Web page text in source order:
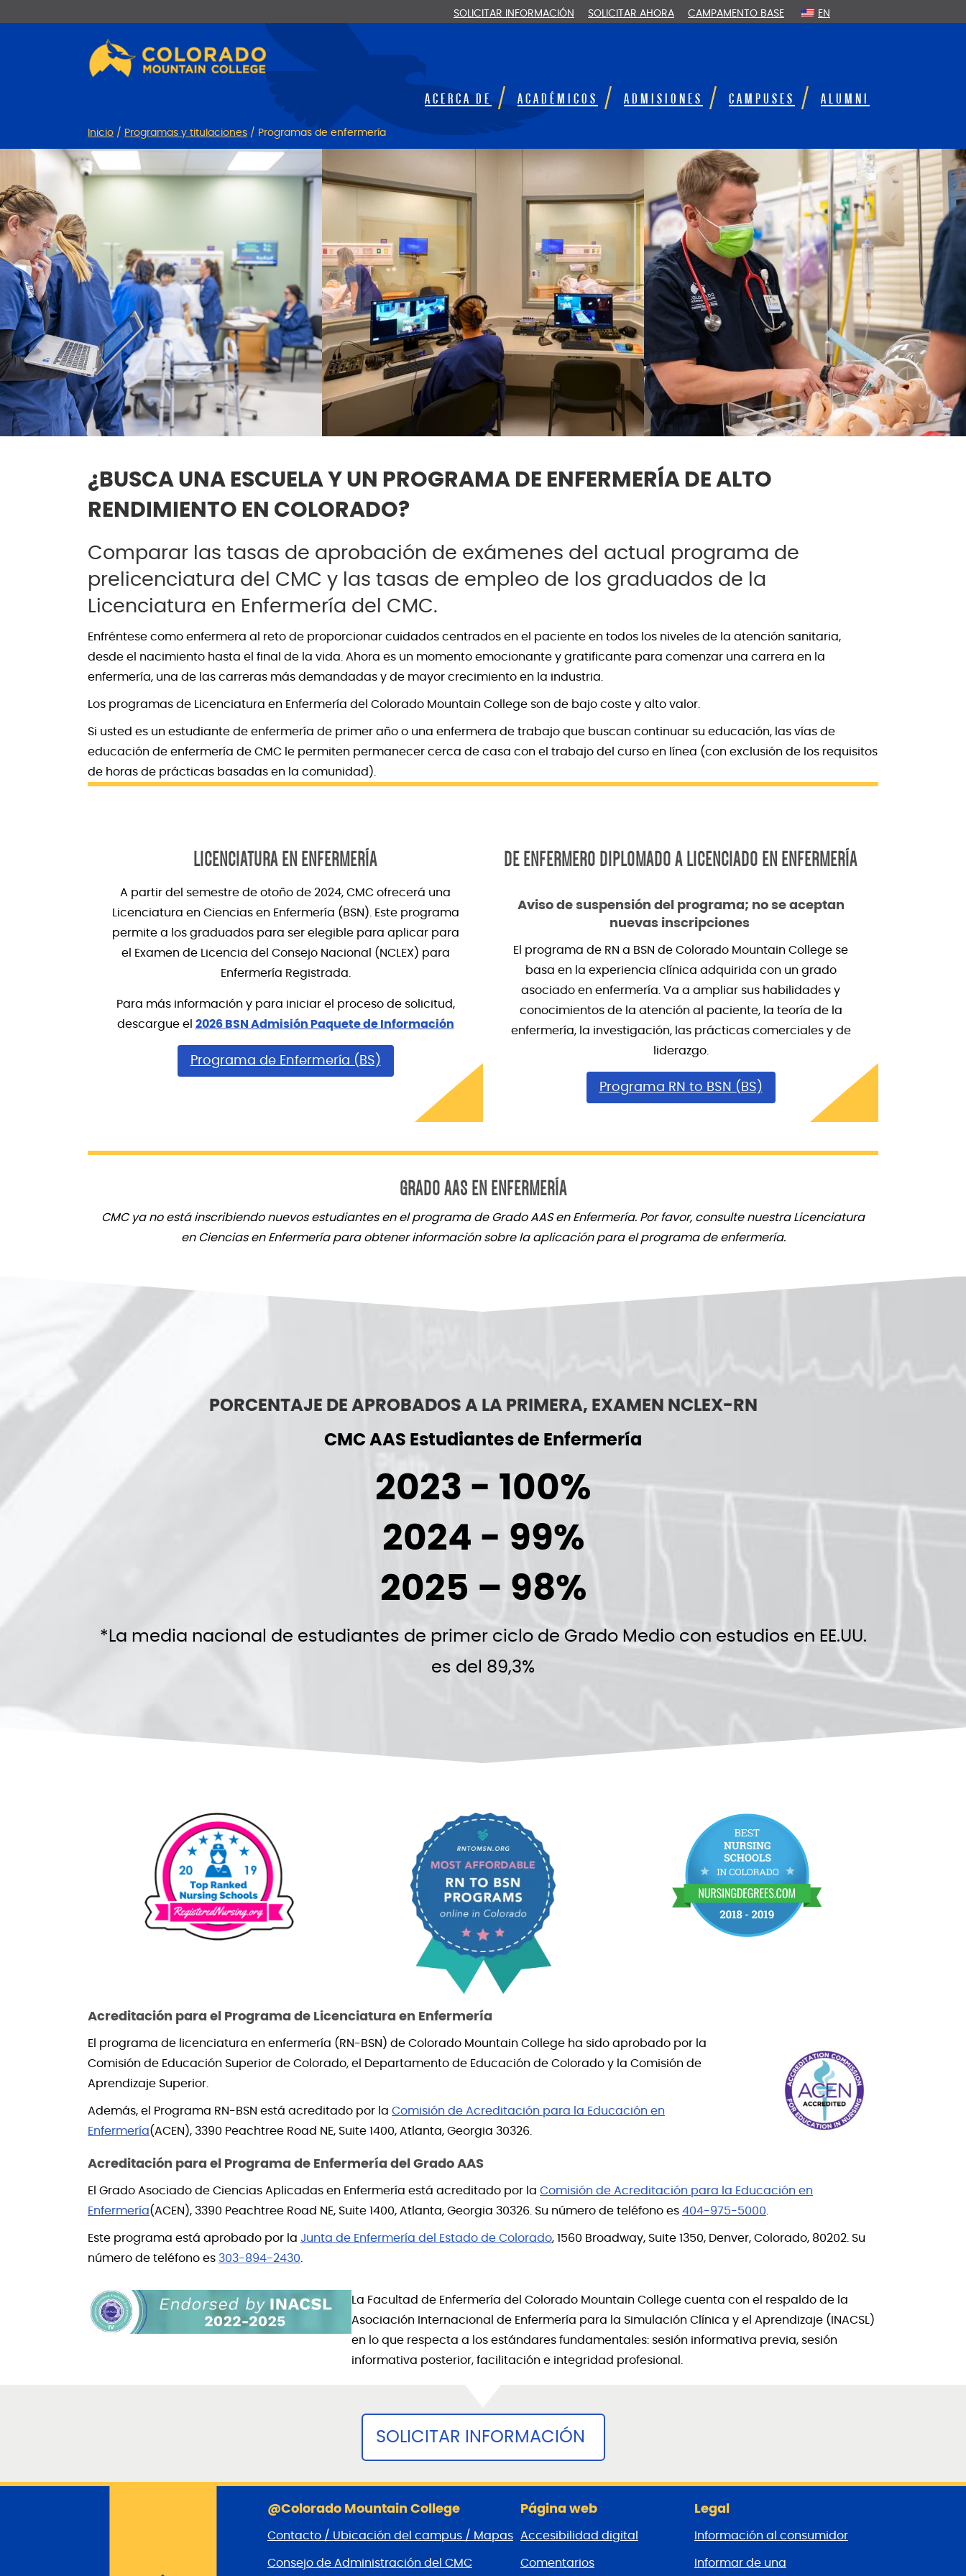
SOLICITAR INFORMACIÓN SOLICITAR AHORA CAMPAMENTO BASE EN
ACERCA DE ACADÉMICOS ADMISIONES CAMPUSES ALUMNI
Inicio / Programas y titulaciones / Programas de enfermería
¿BUSCA UNA ESCUELA Y UN PROGRAMA DE ENFERMERÍA DE ALTO
RENDIMIENTO EN COLORADO?
Comparar las tasas de aprobación de exámenes del actual programa de
prelicenciatura del CMC y las tasas de empleo de los graduados de la
Licenciatura en Enfermería del CMC.
Enfréntese como enfermera al reto de proporcionar cuidados centrados en el paciente en todos los niveles de la atención sanitaria,
desde el nacimiento hasta el final de la vida. Ahora es un momento emocionante y gratificante para comenzar una carrera en la
enfermería, una de las carreras más demandadas y de mayor crecimiento en la industria.
Los programas de Licenciatura en Enfermería del Colorado Mountain College son de bajo coste y alto valor.
Si usted es un estudiante de enfermería de primer año o una enfermera de trabajo que buscan continuar su educación, las vías de
educación de enfermería de CMC le permiten permanecer cerca de casa con el trabajo del curso en línea (con exclusión de los requisitos
de horas de prácticas basadas en la comunidad).
LICENCIATURA EN ENFERMERÍA
A partir del semestre de otoño de 2024, CMC ofrecerá una
Licenciatura en Ciencias en Enfermería (BSN). Este programa
permite a los graduados para ser elegible para aplicar para
el Examen de Licencia del Consejo Nacional (NCLEX) para
Enfermería Registrada.
Para más información y para iniciar el proceso de solicitud,
descargue el 2026 BSN Admisión Paquete de Información
Programa de Enfermería (BS)
DE ENFERMERO DIPLOMADO A LICENCIADO EN ENFERMERÍA
Aviso de suspensión del programa; no se aceptan
nuevas inscripciones
El programa de RN a BSN de Colorado Mountain College se
basa en la experiencia clínica adquirida con un grado
asociado en enfermería. Va a ampliar sus habilidades y
conocimientos de la atención al paciente, la teoría de la
enfermería, la investigación, las prácticas comerciales y de
liderazgo.
Programa RN to BSN (BS)
GRADO AAS EN ENFERMERÍA
CMC ya no está inscribiendo nuevos estudiantes en el programa de Grado AAS en Enfermería. Por favor, consulte nuestra Licenciatura
en Ciencias en Enfermería para obtener información sobre la aplicación para el programa de enfermería.
PORCENTAJE DE APROBADOS A LA PRIMERA, EXAMEN NCLEX-RN
CMC AAS Estudiantes de Enfermería
2023 - 100%
2024 - 99%
2025 – 98%
*La media nacional de estudiantes de primer ciclo de Grado Medio con estudios en EE.UU.
es del 89,3%
Acreditación para el Programa de Licenciatura en Enfermería
El programa de licenciatura en enfermería (RN-BSN) de Colorado Mountain College ha sido aprobado por la
Comisión de Educación Superior de Colorado, el Departamento de Educación de Colorado y la Comisión de
Aprendizaje Superior.
Además, el Programa RN-BSN está acreditado por la Comisión de Acreditación para la Educación en
Enfermería(ACEN), 3390 Peachtree Road NE, Suite 1400, Atlanta, Georgia 30326.
Acreditación para el Programa de Enfermería del Grado AAS
El Grado Asociado de Ciencias Aplicadas en Enfermería está acreditado por la Comisión de Acreditación para la Educación en
Enfermería(ACEN), 3390 Peachtree Road NE, Suite 1400, Atlanta, Georgia 30326. Su número de teléfono es 404-975-5000
Este programa está aprobado por la Junta de Enfermería del Estado de Colorado, 1560 Broadway, Suite 1350, Denver, Colorado, 80202. Su
número de teléfono es 303-894-2430
La Facultad de Enfermería del Colorado Mountain College cuenta con el respaldo de la
Asociación Internacional de Enfermería para la Simulación Clínica y el Aprendizaje (INACSL)
en lo que respecta a los estándares fundamentales: sesión informativa previa, sesión
informativa posterior, facilitación e integridad profesional.
SOLICITAR INFORMACIÓN
@Colorado Mountain College
Contacto / Ubicación del campus / Mapas
Consejo de Administración del CMC
Página web
Accesibilidad digital
Comentarios
Legal
Información al consumidor
Informar de una